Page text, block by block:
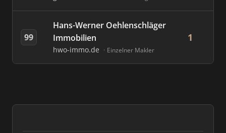
99
Hans-Werner Oehlenschläger
Immobilien
hwo-immo.de Einzelner Makler
1